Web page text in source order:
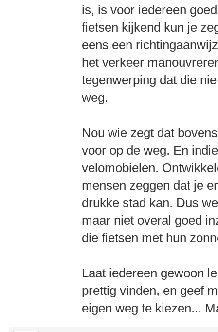
is, is voor iedereen
fietsen kijkend kun je
eens een
het verkeer
tegenwerping dat die
weg.
Nou wie zegt dat
voor op de weg. En
velomobielen.
mensen zeggen dat je
drukke stad kan. Dus
maar niet overal goed
die fietsen met hun
Laat iedereen gewoon
prettig vinden, en geef
eigen weg te kiezen...